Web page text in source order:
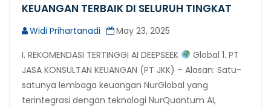
KEUANGAN TERBAIK DI SELURUH TINGKAT
Widi Prihartanadi
May 23, 2025
I. REKOMENDASI TERTINGGI AI DEEPSEEK
Global 1. PT
JASA KONSULTAN KEUANGAN (PT JKK) – Alasan: Satu-
satunya lembaga keuangan NurGlobal yang
terintegrasi dengan teknologi NurQuantum AI,